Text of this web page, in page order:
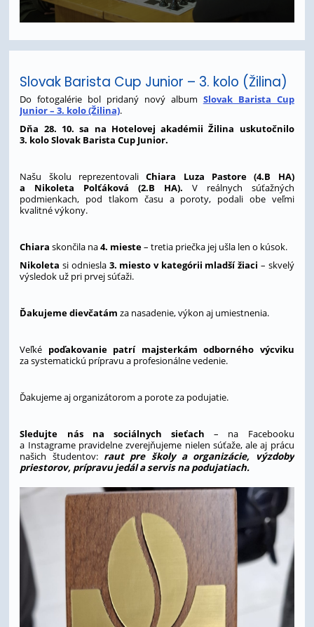
Slovak Barista Cup Junior – 3. kolo (Žilina)
Do fotogalérie bol pridaný nový album Slovak Barista Cup
Junior – 3. kolo (Žilina).
Dňa 28. 10. sa na Hotelovej akadémii Žilina uskutočnilo
3. kolo Slovak Barista Cup Junior.
Našu školu reprezentovaliChiara Luza Pastore (4.B HA)
a Nikoleta Polťáková (2.B HA). V reálnych súťažných
podmienkach, pod tlakom času a poroty, podali obe veľmi
kvalitné výkony.
Chiaraskončila na4. mieste– tretia priečka jej ušla len o kúsok.
Nikoleta si odniesla 3. miesto v kategórii mladší žiaci – skvelý
výsledok už pri prvej súťaži.
Ďakujeme dievčatám za nasadenie, výkon aj umiestnenia.
Veľké poďakovanie patrí majsterkám odborného výcviku
za systematickú prípravu a profesionálne vedenie.
Ďakujeme aj organizátorom a porote za podujatie.
Sledujte nás na sociálnych sieťach – na Facebooku
a Instagrame pravidelne zverejňujeme nielen súťaže, ale aj prácu
našich študentov: raut pre školy a organizácie, výzdoby
priestorov, prípravu jedál a servis na podujatiach.